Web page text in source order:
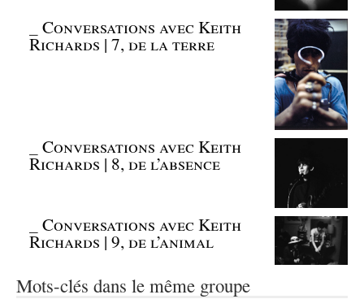
_Conversations avec Keith
Richards | 7, de la terre
_Conversations avec Keith
Richards | 8, de l’absence
_Conversations avec Keith
Richards | 9, de l’animal
Mots-clés dans le même groupe